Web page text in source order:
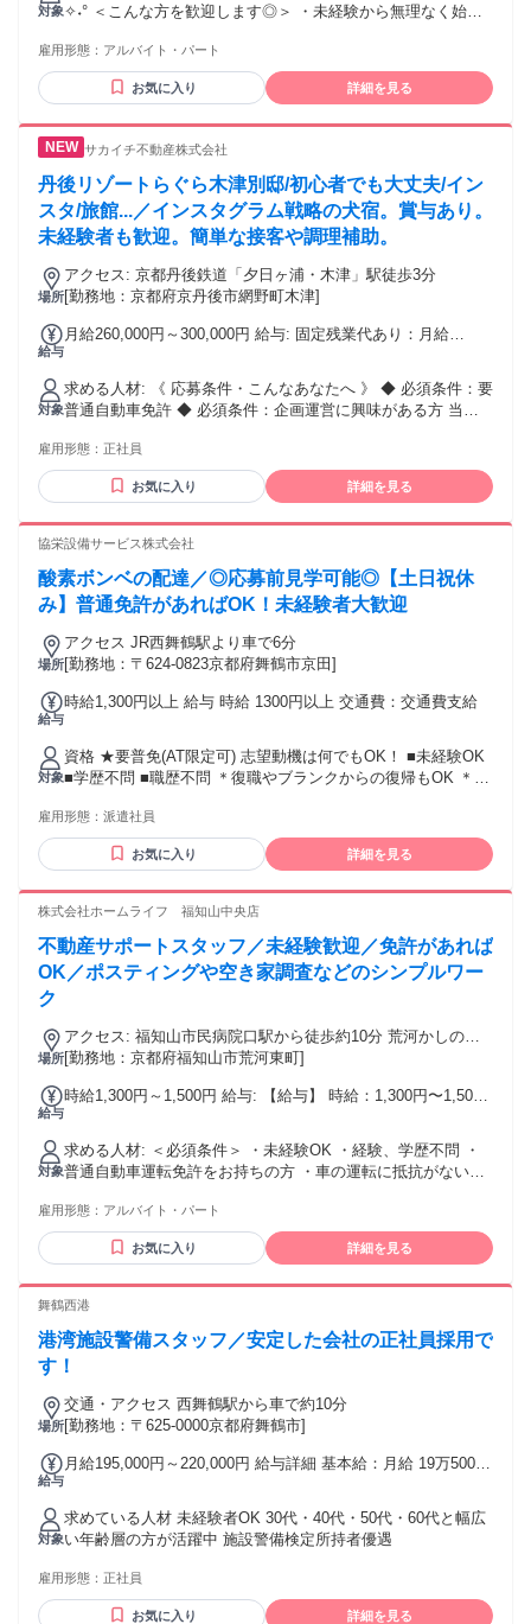
対象✧˖° ＜こんな方を歓迎します◎＞ ・未経験から無理なく始め
かして働きたい方 ・扶養内で勤務したい方 ・週4や週5でがっ
つり働きたい方 ・転勤などで福知山に引っ越してこられた方
・主婦(夫)さんが活躍しやすい環境で働きたい方
雇用形態： アルバイト・パート
お気に入り 詳細を見る
サカイチ不動産株式会社
丹後リゾートらぐら木津別邸/初心者でも大丈夫/イン
スタ/旅館...／インスタグラム戦略の犬宿。賞与あり。
未経験者も歓迎。簡単な接客や調理補助。
場所
アクセス: 京都丹後鉄道「夕日ヶ浦・木津」駅徒歩3分
[勤務地：京都府京丹後市網野町木津]
給与
月給260,000円～300,000円 給与: 固定残業代あり：月給
￥32,700〜￥37,800（20時間相当分）を含む。20時間を超え
る残業代は追加で支給する。 給与に関しましては、今までの
経験等を考慮して決定致します。 賞与実績/夏1ヶ月 ◎通勤手
当（車通勤の場合 1日km×30円、上限1,000円、高速代支給）
対象
求める人材: 《 応募条件・こんなあなたへ 》 ◆ 必須条件：要
普通自動車免許 ◆ 必須条件：企画運営に興味がある方 当社
テルや旅館での実務経験がなくても大丈夫です。 安心してご
応募ください。 ＼ こんな方にピッタリです ／ ・ワンちゃん
とお客様が喜ぶサービスを自ら企画・実行したい方 ・売上管
夜勤がなく、プライベートの時間もしっかりと確保したい方
たい方 ＼ 以下の経験がある方は即戦力で活躍✨ ／ ・ホテ
ル、旅館、リゾート施設などでの支配人やマネージャー経験
営経験 ・小売店やアパレルなどでの店舗管理、スタッフのマ
ネジメント経験 ・新規事業の立ち上げや、オリジナル商品の
コミュニケーション経験 ・経理や総務などでの、給与計算や
マネジメントスキルや企画力を活かしたい方 学歴不問｜経験
者優遇｜｜シニア活躍中 夜勤なし｜社宅あり｜車通勤可｜
雇用形態： 正社員
お気に入り 詳細を見る
協栄設備サービス株式会社
酸素ボンベの配達／◎応募前見学可能◎【土日祝休
み】普通免許があればOK！未経験者大歓迎
場所
アクセス JR西舞鶴駅より車で6分
[勤務地：〒624-0823京都府舞鶴市京田]
給与
時給1,300円以上 給与 時給 1300円以上 交通費：交通費支給
対象
資格 ★要普免(AT限定可) 志望動機は何でもOK！ ■未経験OK
■学歴不問 ■職歴不問 ＊復職やブランクからの復帰もOK ＊新
ルバイトやパート経験不問 ＊転職回数不問 ハローワークで
求職中の方の応募も大歓迎！
雇用形態： 派遣社員
お気に入り 詳細を見る
株式会社ホームライフ 福知山中央店
不動産サポートスタッフ／未経験歓迎／免許があれば
OK／ポスティングや空き家調査などのシンプルワー
ク
場所
アクセス: 福知山市民病院口駅から徒歩約10分 荒河かしの木
台駅から徒歩約16分
[勤務地：京都府福知山市荒河東町]
給与
時給1,300円～1,500円 給与: 【給与】 時給：1,300円〜1,500
対象
求める人材: ＜必須条件＞ ・未経験OK ・経験、学歴不問 ・
普通自動車運転免許をお持ちの方 ・車の運転に抵抗がない方
ーワークでお仕事をお探し中の方 ・不動産業界に興味がある
方 ・コツコツと進める作業が好きな方 ・外出のある仕事がし
たい方 ・適度に体を動かせる仕事がしたい方 ・地域に関わる
がある方
雇用形態： アルバイト・パート
お気に入り 詳細を見る
舞鶴西港
港湾施設警備スタッフ／安定した会社の正社員採用で
す！
場所
交通・アクセス 西舞鶴駅から車で約10分
[勤務地：〒625-0000京都府舞鶴市]
給与
月給195,000円～220,000円 給与詳細 基本給：月給 19万5000
払われる通勤・皆勤・家族手当金額：なし 全員に一律で支払
われるその他手当金額：なし 資格手当：1,000円～ 責任者手
当：1,000円～ 通勤手当：上限30,000円/月 (会社規定による）
家族手当：2,000円～9,000円 時間外勤務手当 深夜勤務手当 昇
対象
求めている人材 未経験者OK 30代・40代・50代・60代と幅広
い年齢層の方が活躍中 施設警備検定所持者優遇
雇用形態： 正社員
お気に入り 詳細を見る